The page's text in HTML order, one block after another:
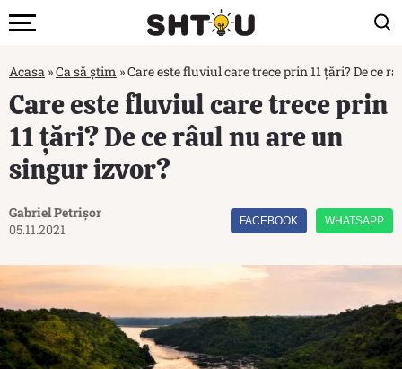
Acasa »Ca să știm »Care este fluviul care trece prin 11 țări? De ce
Care este fluviul care trece prin
11 țări? De ce râul nu are un
singur izvor?
Gabriel Petrișor
05.11.2021
FACEBOOK WHATSAPP